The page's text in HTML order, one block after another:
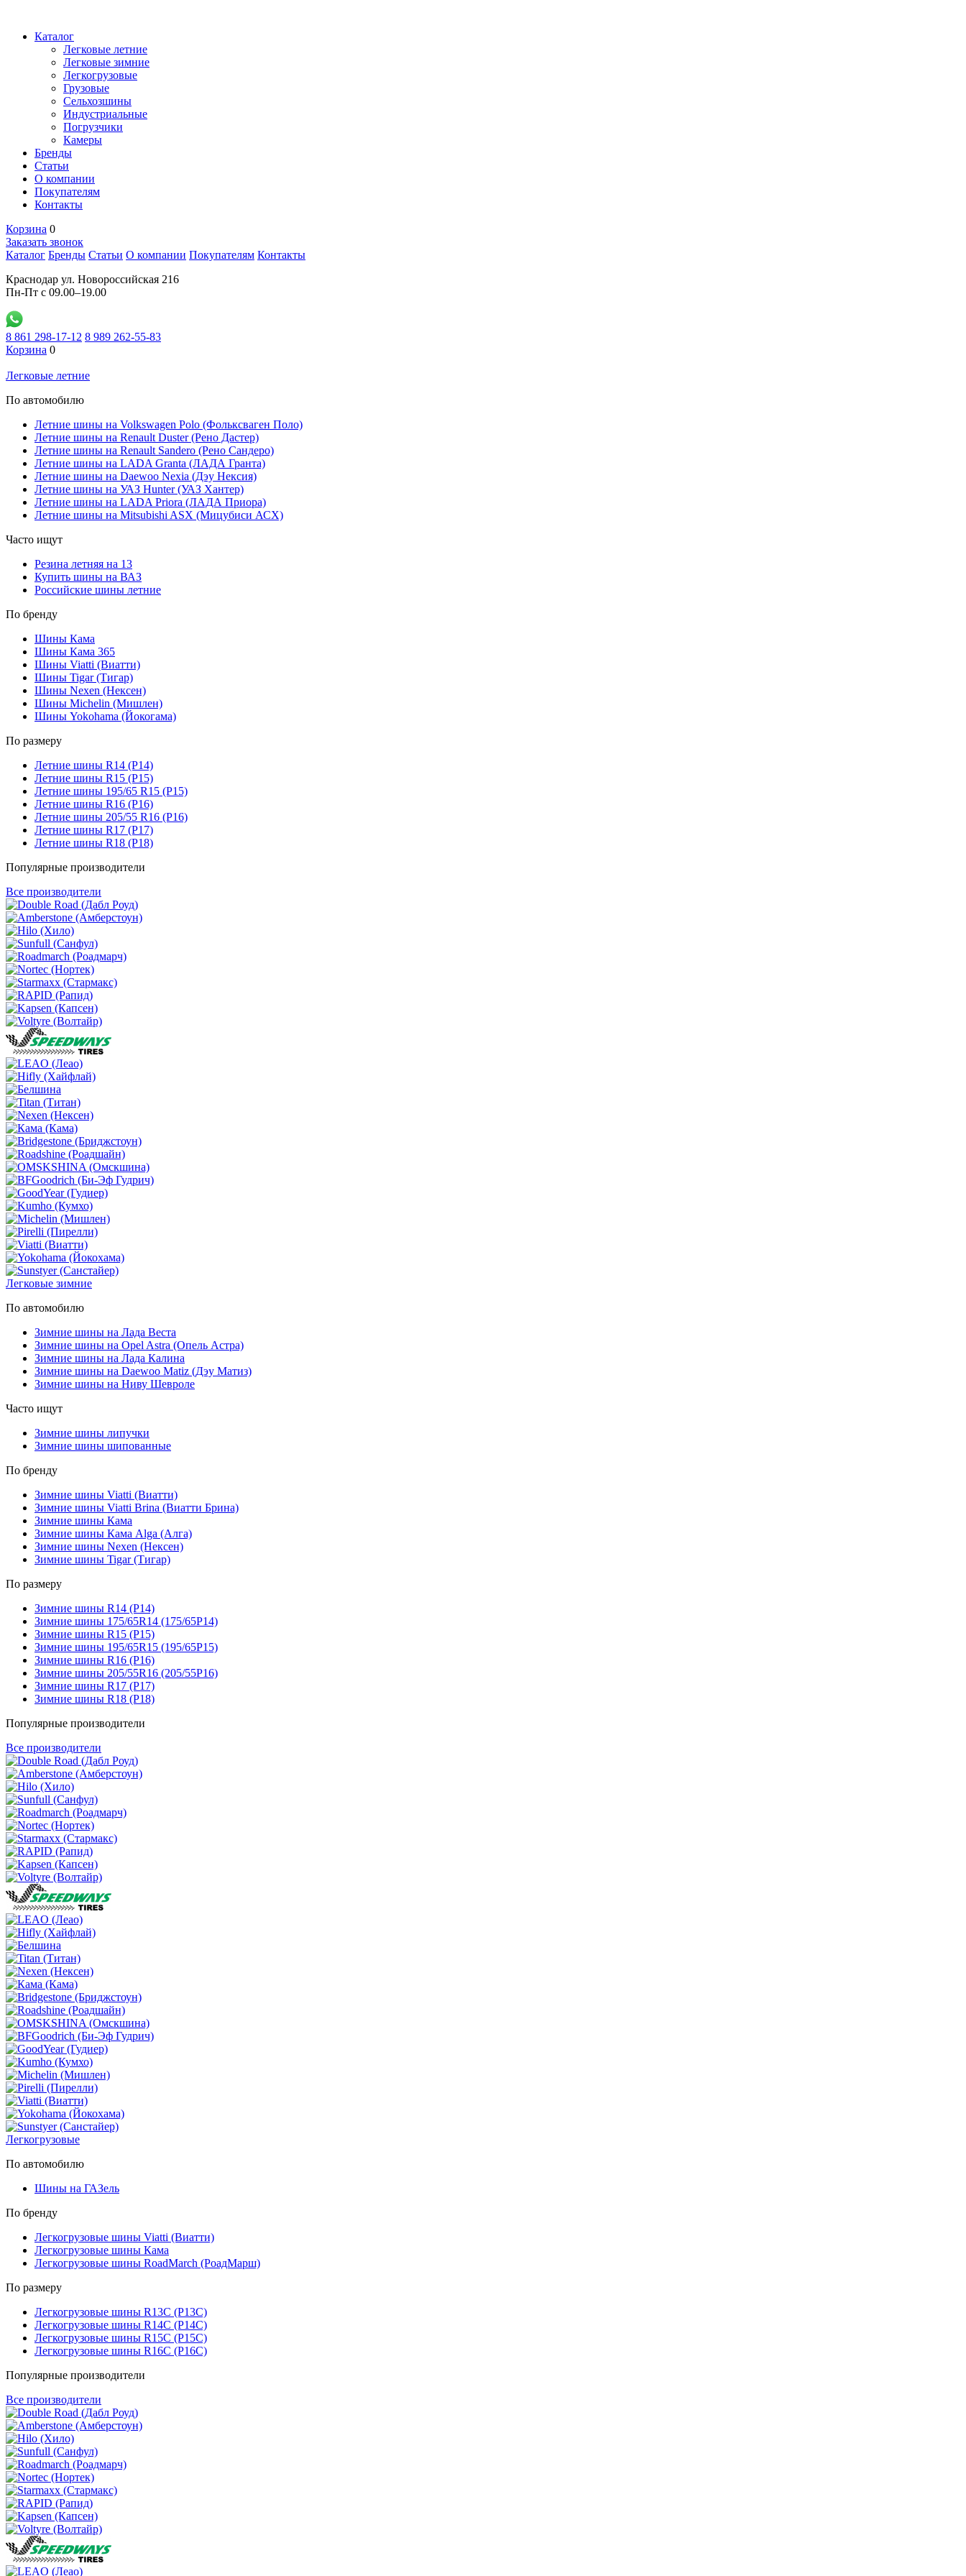
Каталог
Легковые летние
Легковые зимние
Легкогрузовые
Грузовые
Сельхозшины
Индустриальные
Погрузчики
Камеры
Бренды
Статьи
О компании
Покупателям
Контакты
Корзина 0
Заказать звонок
Каталог Бренды Статьи О компании Покупателям Контакты
Краснодар ул. Новороссийская 216
Пн-Пт с 09.00–19.00
8 861 298-17-12 8 989 262-55-83
Корзина 0
Легковые летние
По автомобилю
Летние шины на Volkswagen Polo (Фольксваген Поло)
Летние шины на Renault Duster (Рено Дастер)
Летние шины на Renault Sandero (Рено Сандеро)
Летние шины на LADA Granta (ЛАДА Гранта)
Летние шины на Daewoo Nexia (Дэу Нексия)
Летние шины на УАЗ Hunter (УАЗ Хантер)
Летние шины на LADA Priora (ЛАДА Приора)
Летние шины на Mitsubishi ASX (Мицубиси АСХ)
Часто ищут
Резина летняя на 13
Купить шины на ВАЗ
Российские шины летние
По бренду
Шины Кама
Шины Кама 365
Шины Viatti (Виатти)
Шины Tigar (Тигар)
Шины Nexen (Нексен)
Шины Michelin (Мишлен)
Шины Yokohama (Йокогама)
По размеру
Летние шины R14 (Р14)
Летние шины R15 (Р15)
Летние шины 195/65 R15 (Р15)
Летние шины R16 (Р16)
Летние шины 205/55 R16 (Р16)
Летние шины R17 (Р17)
Летние шины R18 (Р18)
Популярные производители
Все производители
Легковые зимние
По автомобилю
Зимние шины на Лада Веста
Зимние шины на Opel Astra (Опель Астра)
Зимние шины на Лада Калина
Зимние шины на Daewoo Matiz (Дэу Матиз)
Зимние шины на Ниву Шевроле
Часто ищут
Зимние шины липучки
Зимние шины шипованные
По бренду
Зимние шины Viatti (Виатти)
Зимние шины Viatti Brina (Виатти Брина)
Зимние шины Кама
Зимние шины Кама Alga (Алга)
Зимние шины Nexen (Нексен)
Зимние шины Tigar (Тигар)
По размеру
Зимние шины R14 (Р14)
Зимние шины 175/65R14 (175/65Р14)
Зимние шины R15 (Р15)
Зимние шины 195/65R15 (195/65Р15)
Зимние шины R16 (Р16)
Зимние шины 205/55R16 (205/55Р16)
Зимние шины R17 (Р17)
Зимние шины R18 (Р18)
Популярные производители
Все производители
Легкогрузовые
По автомобилю
Шины на ГАЗель
По бренду
Легкогрузовые шины Viatti (Виатти)
Легкогрузовые шины Кама
Легкогрузовые шины RoadMarch (РоадМарш)
По размеру
Легкогрузовые шины R13C (Р13С)
Легкогрузовые шины R14C (Р14С)
Легкогрузовые шины R15C (Р15С)
Легкогрузовые шины R16C (Р16С)
Популярные производители
Все производители